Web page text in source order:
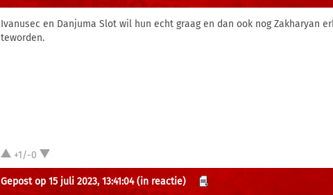
Ivanusec en Danjuma Slot wil hun echt graag en dan ook nog Zakharyan
teworden.
+1/-0
Gepost op 15 juli 2023, 13:41:04 (in reactie)